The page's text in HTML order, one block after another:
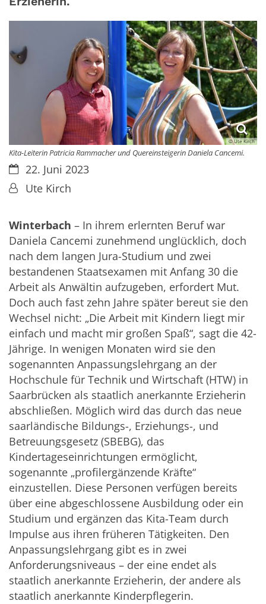
© Ute Kirch
Kita-Leiterin Patricia Rammacher und Quereinsteigerin Daniela Cancemi.
Datum:22. Juni 2023
Von:Ute Kirch
Winterbach – In ihrem erlernten Beruf war
Daniela Cancemi zunehmend unglücklich, doch
nach dem langen Jura-Studium und zwei
bestandenen Staatsexamen mit Anfang 30 die
Arbeit als Anwältin aufzugeben, erfordert Mut.
Doch auch fast zehn Jahre später bereut sie den
Wechsel nicht: „Die Arbeit mit Kindern liegt mir
einfach und macht mir großen Spaß“, sagt die 42-
Jährige. In wenigen Monaten wird sie den
sogenannten Anpassungslehrgang an der
Hochschule für Technik und Wirtschaft (HTW) in
Saarbrücken als staatlich anerkannte Erzieherin
abschließen. Möglich wird das durch das neue
saarländische Bildungs-, Erziehungs-, und
Betreuungsgesetz (SBEBG), das
Kindertageseinrichtungen ermöglicht,
sogenannte „profilergänzende Kräfte“
einzustellen. Diese Personen verfügen bereits
über eine abgeschlossene Ausbildung oder ein
Studium und ergänzen das Kita-Team durch
Impulse aus ihren früheren Tätigkeiten. Den
Anpassungslehrgang gibt es in zwei
Anforderungsniveaus – der eine endet als
staatlich anerkannte Erzieherin, der andere als
staatlich anerkannte Kinderpflegerin.